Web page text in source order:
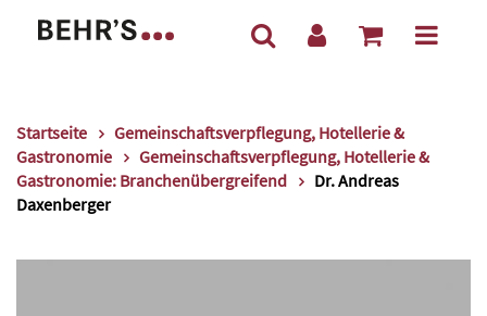
Startseite
Gemeinschaftsverpflegung, Hotellerie &
Gastronomie
Gemeinschaftsverpflegung, Hotellerie &
Gastronomie: Branchenübergreifend
Dr. Andreas
Daxenberger